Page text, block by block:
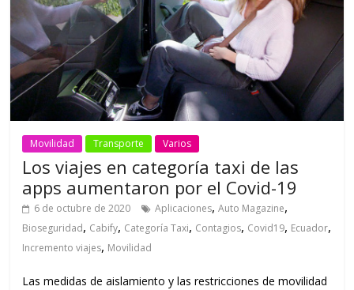
Movilidad Transporte Varios
Los viajes en categoría taxi de las
apps aumentaron por el Covid-19
6 de octubre de 2020 Aplicaciones,Auto Magazine,
Bioseguridad, Cabify, Categoría Taxi, Contagios, Covid19, Ecuador,
Incremento viajes, Movilidad
Las medidas de aislamiento y las restricciones de movilidad